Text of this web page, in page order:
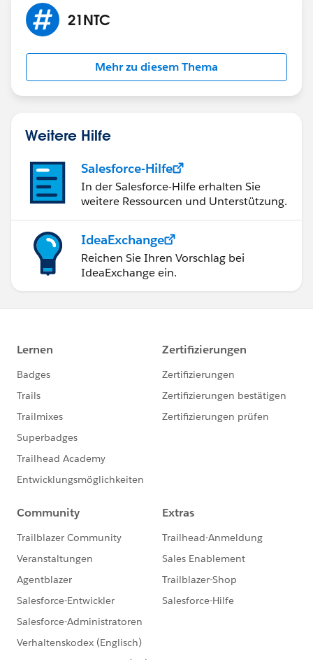
21NTC
Mehr zu diesem Thema
Weitere Hilfe
Salesforce-Hilfe
In der Salesforce-Hilfe erhalten Sie
weitere Ressourcen und Unterstützung.
IdeaExchange
Reichen Sie Ihren Vorschlag bei
IdeaExchange ein.